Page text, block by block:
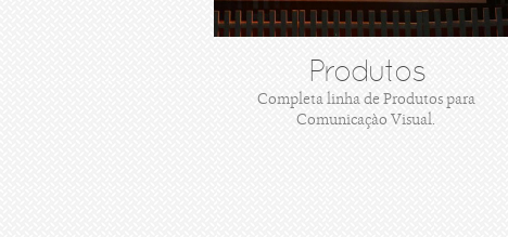
Produtos
Completa linha de Produtos para
Comunicaçào Visual.